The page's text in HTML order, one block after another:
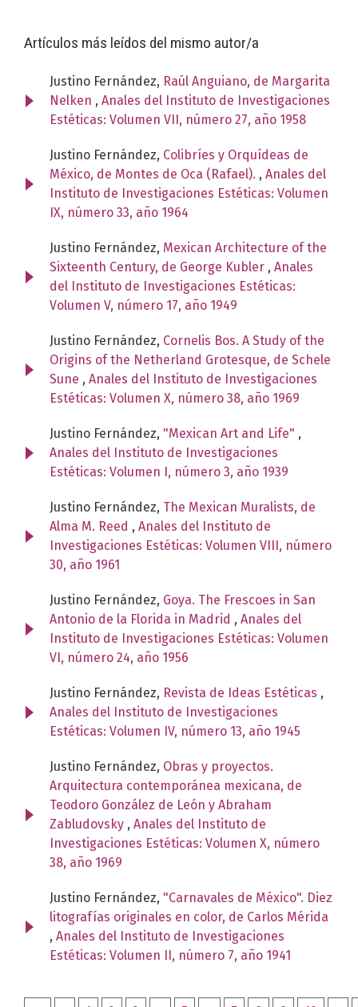
Artículos más leídos del mismo autor/a
Justino Fernández, Raúl Anguiano, de Margarita
Nelken , Anales del Instituto de Investigaciones
Estéticas: Volumen VII, número 27, año 1958
Justino Fernández, Colibríes y Orquídeas de
México, de Montes de Oca (Rafael). , Anales del
Instituto de Investigaciones Estéticas: Volumen
IX, número 33, año 1964
Justino Fernández, Mexican Architecture of the
Sixteenth Century, de George Kubler , Anales
del Instituto de Investigaciones Estéticas:
Volumen V, número 17, año 1949
Justino Fernández, Cornelis Bos. A Study of the
Origins of the Netherland Grotesque, de Schele
Sune , Anales del Instituto de Investigaciones
Estéticas: Volumen X, número 38, año 1969
Justino Fernández, "Mexican Art and Life" ,
Anales del Instituto de Investigaciones
Estéticas: Volumen I, número 3, año 1939
Justino Fernández, The Mexican Muralists, de
Alma M. Reed , Anales del Instituto de
Investigaciones Estéticas: Volumen VIII, número
30, año 1961
Justino Fernández, Goya. The Frescoes in San
Antonio de la Florida in Madrid , Anales del
Instituto de Investigaciones Estéticas: Volumen
VI, número 24, año 1956
Justino Fernández, Revista de Ideas Estéticas ,
Anales del Instituto de Investigaciones
Estéticas: Volumen IV, número 13, año 1945
Justino Fernández, Obras y proyectos.
Arquitectura contemporánea mexicana, de
Teodoro González de León y Abraham
Zabludovsky , Anales del Instituto de
Investigaciones Estéticas: Volumen X, número
38, año 1969
Justino Fernández, "Carnavales de México". Diez
litografías originales en color, de Carlos Mérida
, Anales del Instituto de Investigaciones
Estéticas: Volumen II, número 7, año 1941